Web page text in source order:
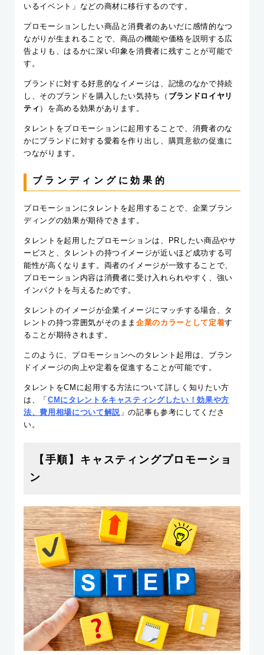
いるイベント」などの商材に移行するのです。
プロモーションしたい商品と消費者のあいだに感情的なつ
ながりが生まれることで、商品の機能や価格を説明する広
告よりも、はるかに深い印象を消費者に残すことが可能で
す。
ブランドに対する好意的なイメージは、記憶のなかで持続
し、そのブランドを購入したい気持ち（ ブランドロイヤリ
ティ ）を高める効果があります。
タレントをプロモーションに起用することで、消費者のな
かにブランドに対する愛着を作り出し、購買意欲の促進に
つながります。
ブランディングに効果的
プロモーションにタレントを起用することで、企業ブラン
ディングの効果が期待できます。
タレントを起用したプロモーションは、PRしたい商品やサ
ービスと、タレントの持つイメージが近いほど成功する可
能性が高くなります。両者のイメージが一致することで、
プロモーション内容は消費者に受け入れられやすく、強い
インパクトを与えるためです。
タレントのイメージが企業イメージにマッチする場合、タ
レントの持つ雰囲気がそのまま企業のカラーとして定着す
ることが期待されます。
このように、プロモーションへのタレント起用は、ブラン
ドイメージの向上や定着を促進することが可能です。
タレントをCMに起用する方法について詳しく知りたい方
は、「CMにタレントをキャスティングしたい！効果や方
法、費用相場について解説 」の記事も参考にしてくださ
い。
【手順】キャスティングプロモーショ
ン